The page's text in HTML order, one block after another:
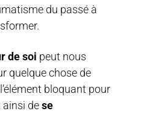
du passé à
de soi peut nous
quelque chose de
bloquant pour
ainsi dese